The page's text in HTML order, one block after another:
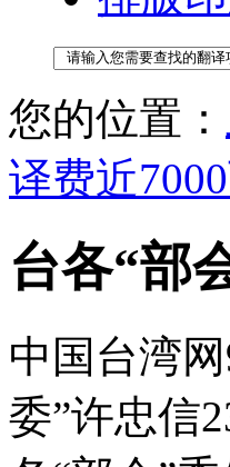
您的位置：
译费近
台各“部
中国台湾
委”许忠信